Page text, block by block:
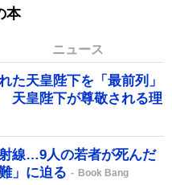
本
ニュース
た天皇陛下を「最前列」
天皇陛下が尊敬される理
線…9人の若者が死んだ
」に迫る
Book Bang